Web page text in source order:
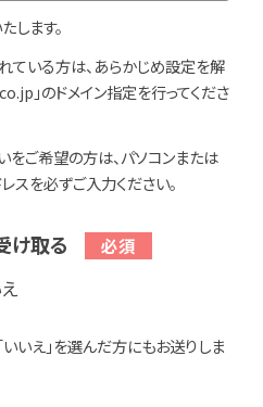
します。
ている方は、あらかじめ設定を解
」のドメイン指定を行ってくださ
をご希望の方は、パソコンまたは
スを必ずご入力ください。
け取る
いえ」を選んだ方にもお送りしま